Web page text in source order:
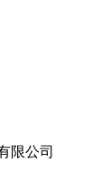
限公司